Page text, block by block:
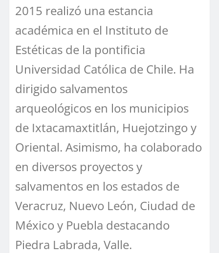
2015 realizó una estancia
académica en el Instituto de
Estéticas de la pontificia
Universidad Católica de Chile. Ha
dirigido salvamentos
arqueológicos en los municipios
de Ixtacamaxtitlán, Huejotzingo y
Oriental. Asimismo, ha colaborado
en diversos proyectos y
salvamentos en los estados de
Veracruz, Nuevo León, Ciudad de
México y Puebla destacando
Piedra Labrada, Valle.